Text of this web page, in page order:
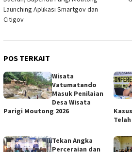
Launching Aplikasi Smartgov dan
Citigov
POS TERKAIT
Wisata
Vatumatando
Masuk Penilaian
Desa Wisata
Parigi Moutong 2026
Telah
Tekan Angka
Perceraian dan